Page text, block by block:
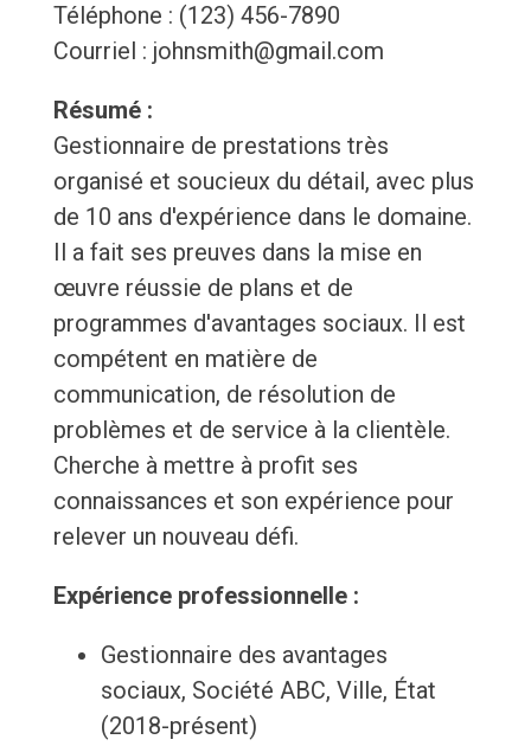
Téléphone : (123) 456-7890
Courriel : johnsmith@gmail.com
Résumé :
Gestionnaire de prestations très
organisé et soucieux du détail, avec plus
de 10 ans d'expérience dans le domaine.
Il a fait ses preuves dans la mise en
œuvre réussie de plans et de
programmes d'avantages sociaux. Il est
compétent en matière de
communication, de résolution de
problèmes et de service à la clientèle.
Cherche à mettre à profit ses
connaissances et son expérience pour
relever un nouveau défi.
Expérience professionnelle :
Gestionnaire des avantages
sociaux, Société ABC, Ville, État
(2018-présent)